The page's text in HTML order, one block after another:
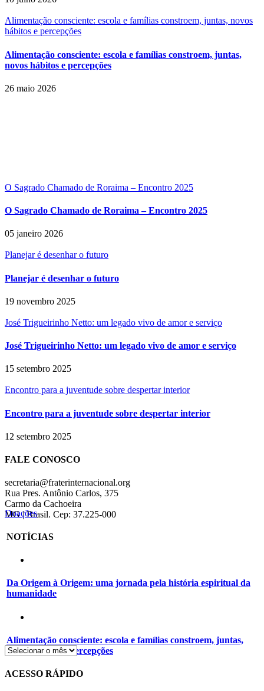
Alimentação consciente: escola e famílias constroem, juntas, novos
hábitos e percepções
Alimentação consciente: escola e famílias constroem, juntas,
novos hábitos e percepções
26 maio 2026
O Sagrado Chamado de Roraima – Encontro 2025
O Sagrado Chamado de Roraima – Encontro 2025
05 janeiro 2026
Planejar é desenhar o futuro
Planejar é desenhar o futuro
19 novembro 2025
José Trigueirinho Netto: um legado vivo de amor e serviço
José Trigueirinho Netto: um legado vivo de amor e serviço
15 setembro 2025
Encontro para a juventude sobre despertar interior
Encontro para a juventude sobre despertar interior
12 setembro 2025
FALE CONOSCO
secretaria@fraterinternacional.org
Rua Pres. Antônio Carlos, 375
Carmo da Cachoeira
MG | Brasil. Cep: 37.225-000
Doações
NOTÍCIAS
Da Origem à Origem: uma jornada pela história espiritual da
humanidade
Alimentação consciente: escola e famílias constroem, juntas,
novos hábitos e percepções
ACESSO RÁPIDO